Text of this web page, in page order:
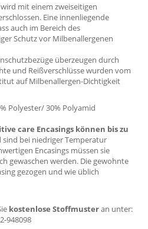
mit einem zweiseitigen
Eine innenliegende
auch im Bereich des
Schutz vor Milbenallergenen
überzeugen durch
und Reißverschlüsse wurden vom
auf Milbenallergen-Dichtigkeit
Polyester/ 30% Polyamid
care Encasings können bis zu
sind bei niedriger Temperatur
Encasings müssen sie
gewaschen werden. Die gewohnte
gezogen und wie üblich
kostenlose Stoffmusteran unter:
948098